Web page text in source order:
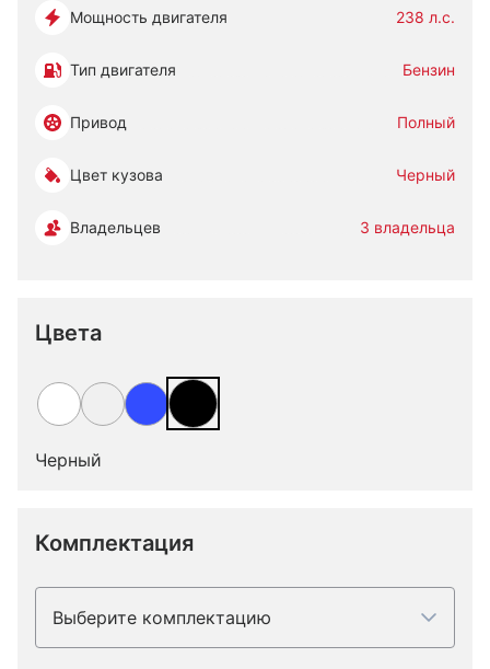
Мощность двигателя 238 л.с.
Тип двигателя Бензин
Привод Полный
Цвет кузова Черный
Владельцев 3 владельца
Цвета
Черный
Комплектация
Выберите комплектацию